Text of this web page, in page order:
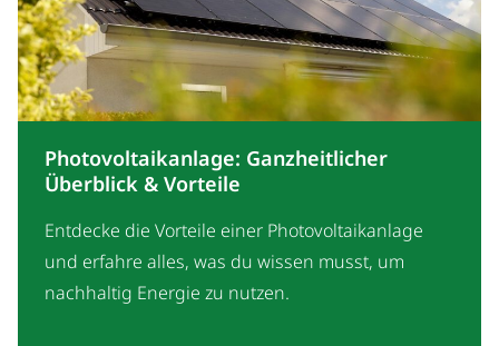
Photovoltaikanlage: Ganzheitlicher
Überblick & Vorteile
Entdecke die Vorteile einer Photovoltaikanlage
und erfahre alles, was du wissen musst, um
nachhaltig Energie zu nutzen.